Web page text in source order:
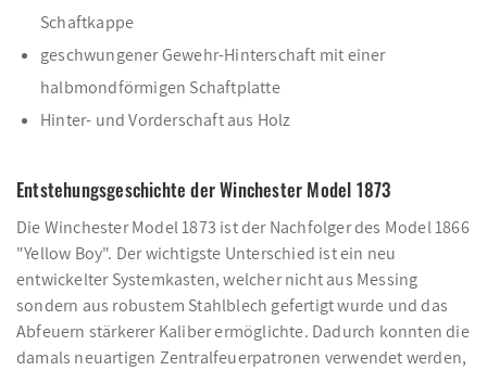
Schaftkappe
geschwungener Gewehr-Hinterschaft mit einer
halbmondförmigen Schaftplatte
Hinter- und Vorderschaft aus Holz
Entstehungsgeschichte der Winchester Model 1873
Die Winchester Model 1873 ist der Nachfolger des Model 1866
"Yellow Boy". Der wichtigste Unterschied ist ein neu
entwickelter Systemkasten, welcher nicht aus Messing
sondern aus robustem Stahlblech gefertigt wurde und das
Abfeuern stärkerer Kaliber ermöglichte. Dadurch konnten die
damals neuartigen Zentralfeuerpatronen verwendet werden,